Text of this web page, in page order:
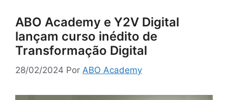
ABO Academy e Y2V Digital
lançam curso inédito de
Transformação Digital
28/02/2024 Por ABO Academy